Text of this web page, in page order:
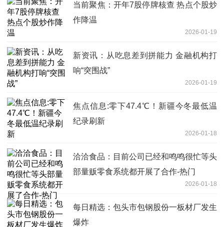
当前聚焦：开年7股停牌核查 热点个股炒
作降温
2026-01-19
新资讯：从吃息差到拼能力 金融机构打
响“突围战”
2026-01-19
焦点信息:零下47.4℃！新疆今冬最低温
纪录刷新
2026-01-18
洽洽食品：目前公司已经和鸣鸣很忙等头
部量贩零食系统都开展了合作-热门
2026-01-18
每日精选：包头市包钢股份一板材厂发生
爆炸